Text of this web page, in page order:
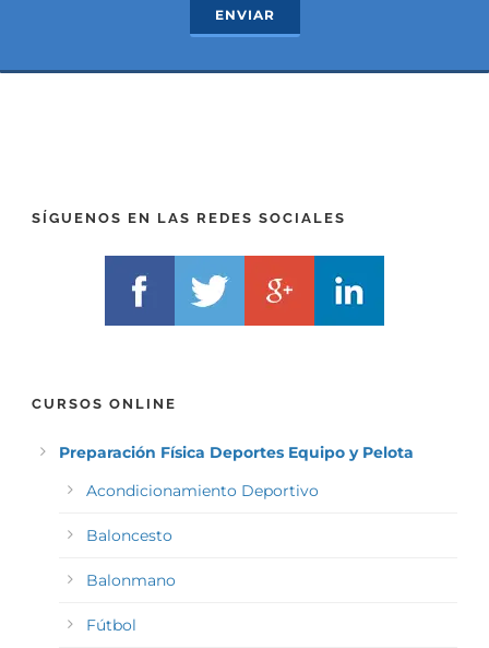
ENVIAR
SÍGUENOS EN LAS REDES SOCIALES
CURSOS ONLINE
Preparación Física Deportes Equipo y Pelota
Acondicionamiento Deportivo
Baloncesto
Balonmano
Fútbol